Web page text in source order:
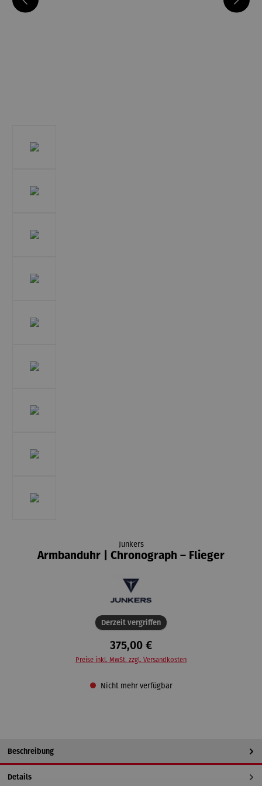
Junkers
Armbanduhr | Chronograph – Flieger
Derzeit vergriffen
375,00 €
Preise inkl. MwSt. zzgl. Versandkosten
Nicht mehr verfügbar
Beschreibung
Details